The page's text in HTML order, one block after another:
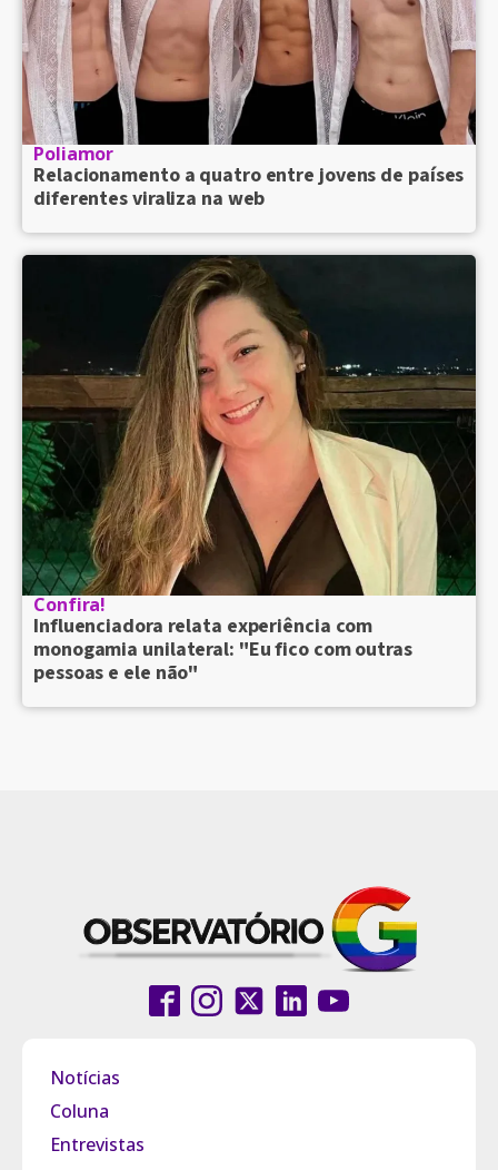
Poliamor
Relacionamento a quatro entre jovens de países
diferentes viraliza na web
Confira!
Influenciadora relata experiência com
monogamia unilateral: "Eu fico com outras
pessoas e ele não"
Notícias
Coluna
Entrevistas